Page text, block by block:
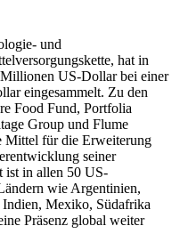
und
hat in
US-Dollar bei einer
eingesammelt. Zu den
Food Fund, Portfolia
Group und Flume
Mittel für die Erweiterung
seiner
ist in allen 50 US-
wie Argentinien,
Mexiko, Südafrika
Präsenz global weiter